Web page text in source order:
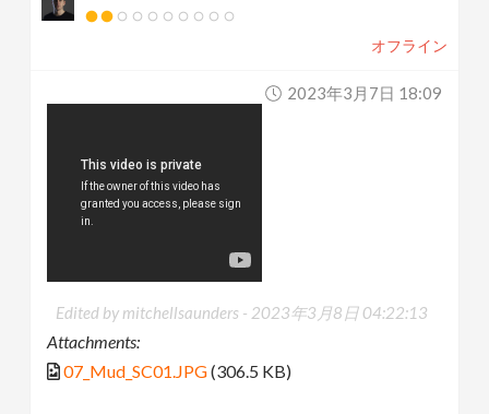
オフライン
2023年3月7日 18:09
Edited by mitchellsaunders - 2023年3月8日 04:22:13
Attachments:
07_Mud_SC01.JPG(306.5 KB)